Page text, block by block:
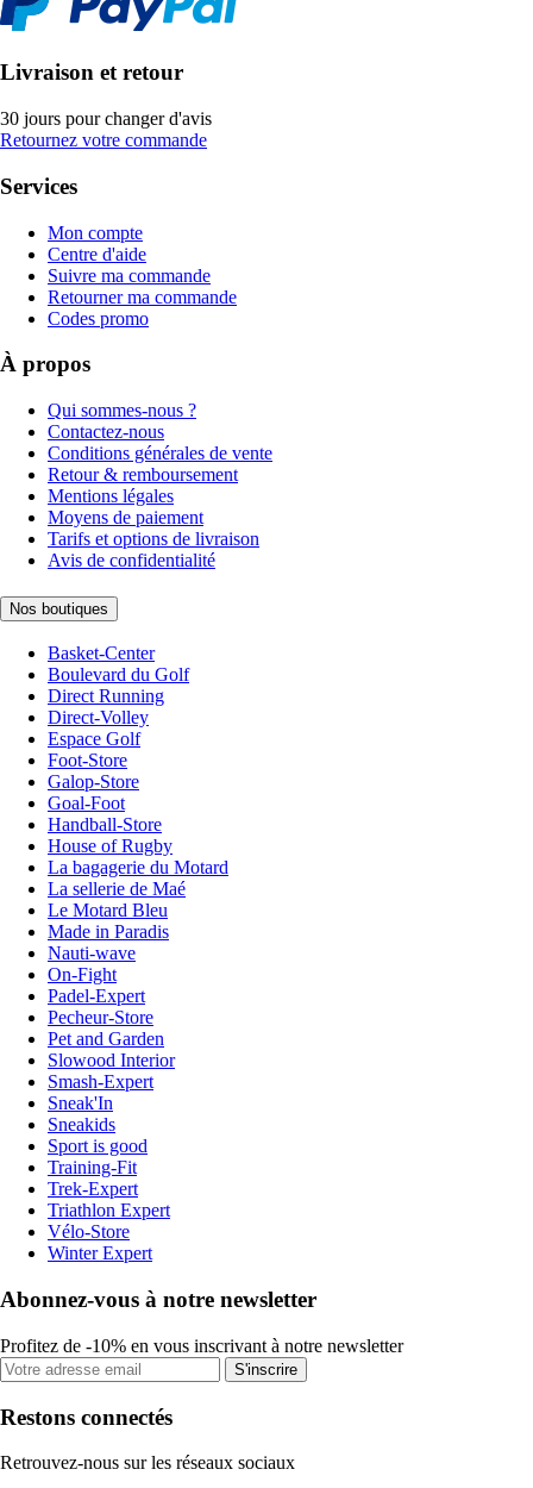
Livraison et retour
30 jours pour changer d'avis
Retournez votre commande
Services
Mon compte
Centre d'aide
Suivre ma commande
Retourner ma commande
Codes promo
À propos
Qui sommes-nous ?
Contactez-nous
Conditions générales de vente
Retour & remboursement
Mentions légales
Moyens de paiement
Tarifs et options de livraison
Avis de confidentialité
Nos boutiques
Basket-Center
Boulevard du Golf
Direct Running
Direct-Volley
Espace Golf
Foot-Store
Galop-Store
Goal-Foot
Handball-Store
House of Rugby
La bagagerie du Motard
La sellerie de Maé
Le Motard Bleu
Made in Paradis
Nauti-wave
On-Fight
Padel-Expert
Pecheur-Store
Pet and Garden
Slowood Interior
Smash-Expert
Sneak'In
Sneakids
Sport is good
Training-Fit
Trek-Expert
Triathlon Expert
Vélo-Store
Winter Expert
Abonnez-vous à notre newsletter
Profitez de -10% en vous inscrivant à notre newsletter
S'inscrire
Restons connectés
Retrouvez-nous sur les réseaux sociaux